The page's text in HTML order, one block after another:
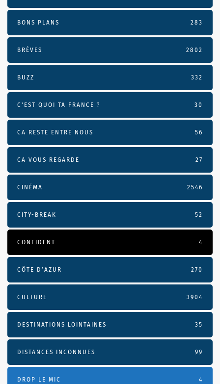
BONS PLANS 283
BRÈVES 2802
BUZZ 332
C'EST QUOI TA FRANCE ? 30
CA RESTE ENTRE NOUS 56
CA VOUS REGARDE 27
CINÉMA 2546
CITY-BREAK 52
CONFIDENT 4
CÔTE D’AZUR 270
CULTURE 3904
DESTINATIONS LOINTAINES 35
DISTANCES INCONNUES 99
DROP LE MIC 4